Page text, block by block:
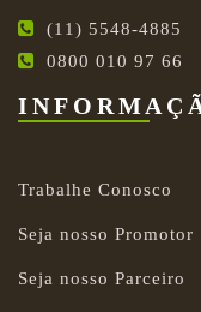
(11) 5548-4885
0800 010 97 66
Trabalhe Conosco
Seja nosso Promotor
Seja nosso Parceiro